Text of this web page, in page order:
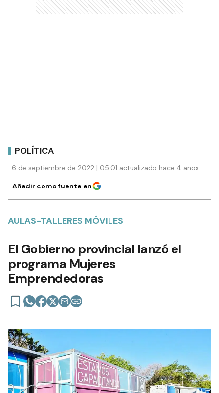
POLÍTICA
6 de septiembre de 2022 | 05:01 actualizado hace 4 años
Añadir como fuente en
AULAS-TALLERES MÓVILES
El Gobierno provincial lanzó el
programa Mujeres
Emprendedoras